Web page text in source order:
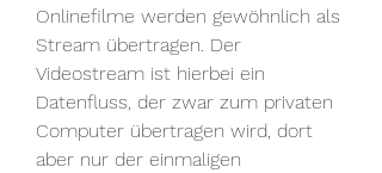
Onlinefilme werden gewöhnlich als
Stream übertragen. Der
Videostream ist hierbei ein
Datenfluss, der zwar zum privaten
Computer übertragen wird, dort
aber nur der einmaligen